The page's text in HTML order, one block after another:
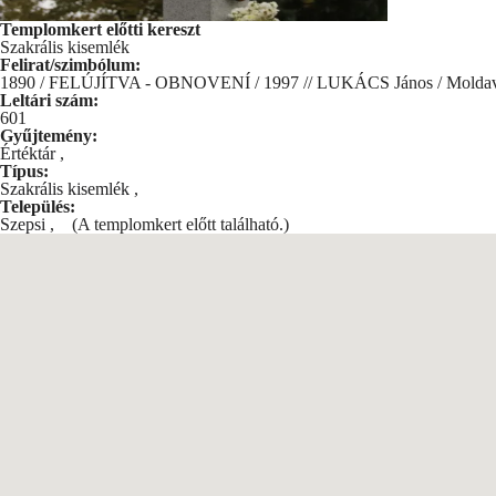
Templomkert előtti kereszt
Szakrális kisemlék
Felirat/szimbólum:
1890 / FELÚJÍTVA - OBNOVENÍ / 1997 // LUKÁCS János /
Leltári szám:
601
Gyűjtemény:
Értéktár ,
Típus:
Szakrális kisemlék ,
Település:
Szepsi , (A templomkert előtt található.)